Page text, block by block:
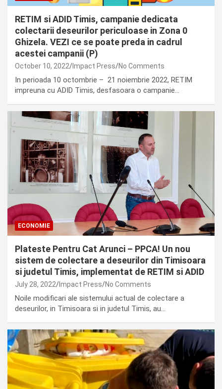
RETIM si ADID Timis, campanie dedicata
colectarii deseurilor periculoase in Zona 0
Ghizela. VEZI ce se poate preda in cadrul
acestei campanii (P)
October 10, 2022 Impact Press No Comments
In perioada 10 octombrie – 21 noiembrie 2022, RETIM
impreuna cu ADID Timis, desfasoara o campanie…
ECONOMIE
Plateste Pentru Cat Arunci – PPCA! Un nou
sistem de colectare a deseurilor din Timisoara
si judetul Timis, implementat de RETIM si ADID
July 28, 2022 Impact Press No Comments
Noile modificari ale sistemului actual de colectare a
deseurilor, in Timisoara si in judetul Timis, au…